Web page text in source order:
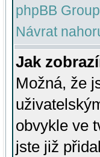
phpBB Group
Návrat
Jak
Možná, že
obvykle ve
jste již